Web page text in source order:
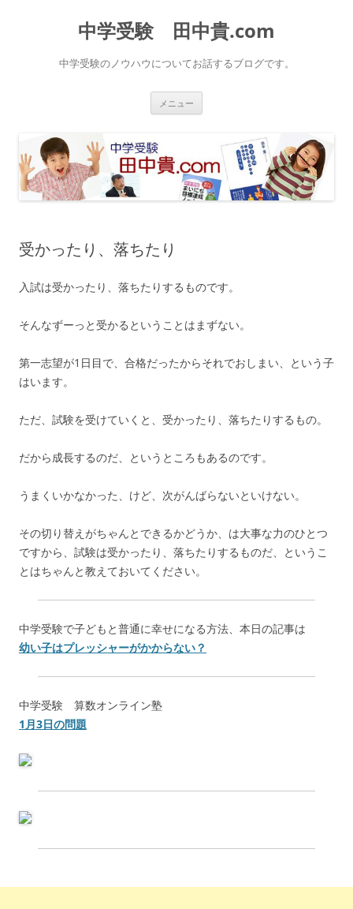
中学受験 田中貴.com
中学受験のノウハウについてお話するブログです。
メニュー
ス
キ
ッ
プ
受かったり、落ちたり
入試は受かったり、落ちたりするものです。
そんなずーっと受かるということはまずない。
第一志望が1日目で、合格だったからそれでおしまい、という子
はいます。
ただ、試験を受けていくと、受かったり、落ちたりするもの。
だから成長するのだ、というところもあるのです。
うまくいかなかった、けど、次がんばらないといけない。
その切り替えがちゃんとできるかどうか、は大事な力のひとつ
ですから、試験は受かったり、落ちたりするものだ、というこ
とはちゃんと教えておいてください。
中学受験で子どもと普通に幸せになる方法、本日の記事は
幼い子はプレッシャーがかからない？
中学受験 算数オンライン塾
1月3日の問題